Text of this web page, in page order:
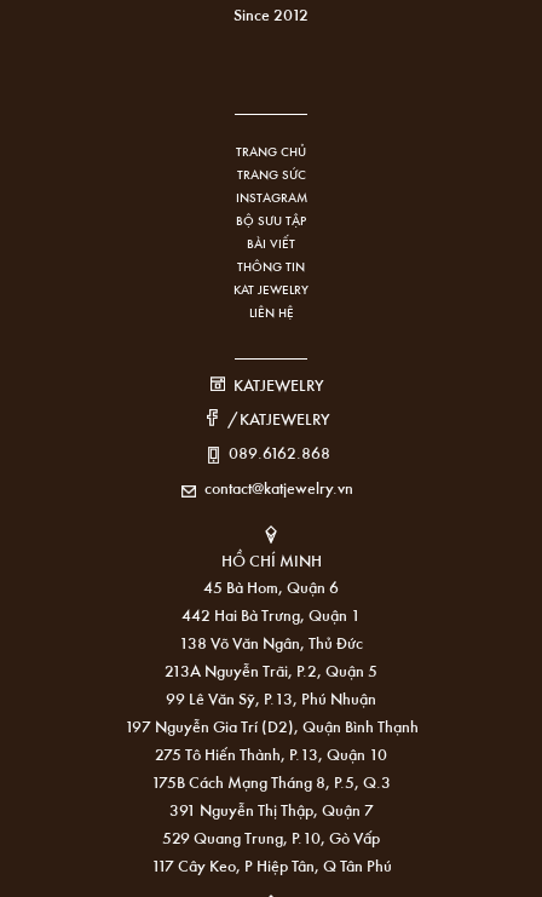
Since 2012
TRANG CHỦ
TRANG SỨC
INSTAGRAM
BỘ SƯU TẬP
BÀI VIẾT
THÔNG TIN
KAT JEWELRY
LIÊN HỆ
KATJEWELRY
/KATJEWELRY
089.6162.868
contact@katjewelry.vn
HỒ CHÍ MINH
45 Bà Hom, Quận 6
442 Hai Bà Trưng, Quận 1
138 Võ Văn Ngân, Thủ Đức
213A Nguyễn Trãi, P.2, Quận 5
99 Lê Văn Sỹ, P.13, Phú Nhuận
197 Nguyễn Gia Trí (D2), Quận Bình Thạnh
275 Tô Hiến Thành, P.13, Quận 10
175B Cách Mạng Tháng 8, P.5, Q.3
391 Nguyễn Thị Thập, Quận 7
529 Quang Trung, P.10, Gò Vấp
117 Cây Keo, P Hiệp Tân, Q Tân Phú